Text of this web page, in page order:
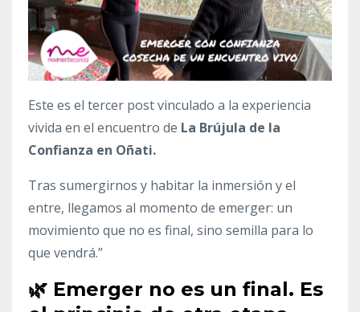
Este es el tercer post vinculado a la experiencia
vivida en el encuentro de La Brújula de la
Confianza en Oñati.
Tras sumergirnos y habitar la inmersión y el
entre, llegamos al momento de emerger: un
movimiento que no es final, sino semilla para lo
que vendrá.”
🌿 Emerger no es un final. Es